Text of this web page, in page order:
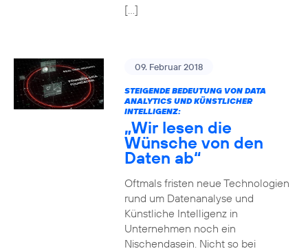
[…]
09. Februar 2018
STEIGENDE BEDEUTUNG VON DATA
ANALYTICS UND KÜNSTLICHER
INTELLIGENZ:
„Wir lesen die
Wünsche von den
Daten ab“
Oftmals fristen neue Technologien
rund um Datenanalyse und
Künstliche Intelligenz in
Unternehmen noch ein
Nischendasein. Nicht so bei